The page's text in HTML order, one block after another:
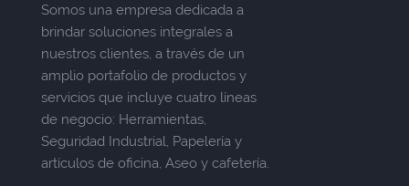
Somos una empresa dedicada a
brindar soluciones integrales a
nuestros clientes, a través de un
amplio portafolio de productos y
servicios que incluye cuatro líneas
de negocio: Herramientas,
Seguridad Industrial, Papelería y
artículos de oficina, Aseo y cafetería.